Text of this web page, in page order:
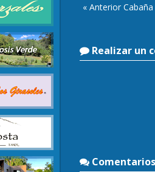
« Anterior Cabaña
Realizar un